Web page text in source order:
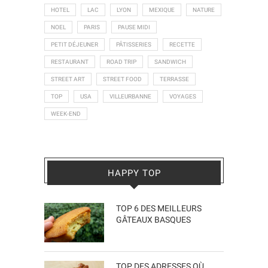
HOTEL LAC LYON MEXIQUE NATURE
NOEL PARIS PAUSE MIDI
PETIT DÉJEUNER PÂTISSERIES RECETTE
RESTAURANT ROAD TRIP SANDWICH
STREET ART STREET FOOD TERRASSE
TOP USA VILLEURBANNE VOYAGES
WEEK-END
HAPPY TOP
TOP 6 DES MEILLEURS
GÂTEAUX BASQUES